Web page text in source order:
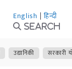
English | हिन्दी
Search
उद्यानिकी सरकारी